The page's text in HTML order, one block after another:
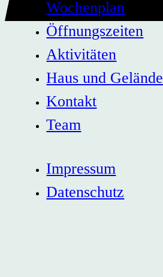
Wochenplan
Öffnungszeiten
Aktivitäten
Haus und Gelände
Kontakt
Team
Impressum
Datenschutz